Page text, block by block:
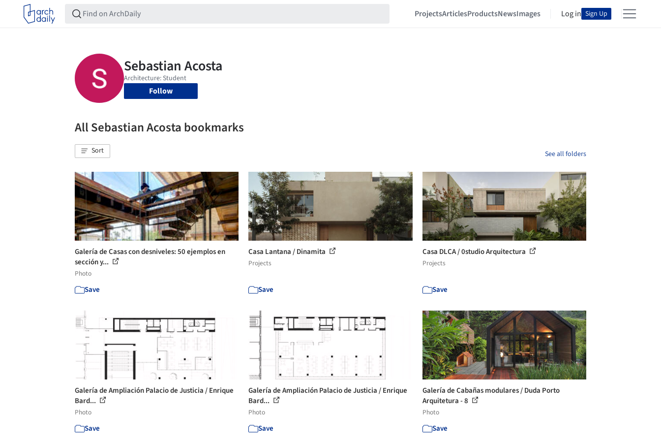
ProjectsArticlesProductsNewsImages Log in Sign Up
Follow
All Sebastian Acosta bookmarks
Sort See all folders
Galería de Casas con desniveles: 50 ejemplos en
sección y...
Photo
Save
Casa Lantana / Dinamita
Projects
Save
Casa DLCA / 0studio Arquitectura
Projects
Save
Galería de Ampliación Palacio de Justicia / Enrique
Bard...
Photo
Save
Galería de Ampliación Palacio de Justicia / Enrique
Bard...
Photo
Save
Galería de Cabañas modulares / Duda Porto
Arquitetura - 8
Photo
Save